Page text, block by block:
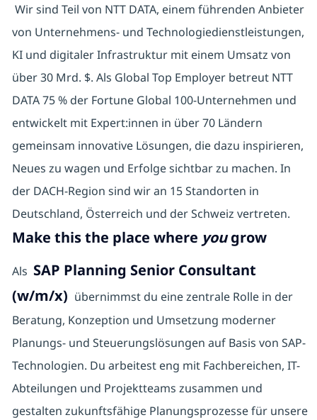
Wir sind Teil von NTT DATA, einem führenden Anbieter
von Unternehmens- und Technologiedienstleistungen,
KI und digitaler Infrastruktur mit einem Umsatz von
über 30 Mrd. $. Als Global Top Employer betreut NTT
DATA 75 % der Fortune Global 100-Unternehmen und
entwickelt mit Expert:innen in über 70 Ländern
gemeinsam innovative Lösungen, die dazu inspirieren,
Neues zu wagen und Erfolge sichtbar zu machen. In
der DACH-Region sind wir an 15 Standorten in
Deutschland, Österreich und der Schweiz vertreten.
Make this the place where yougrow
Als SAP Planning Senior Consultant
(w/m/x) übernimmst du eine zentrale Rolle in der
Beratung, Konzeption und Umsetzung moderner
Planungs- und Steuerungslösungen auf Basis von SAP-
Technologien. Du arbeitest eng mit Fachbereichen, IT-
Abteilungen und Projektteams zusammen und
gestalten zukunftsfähige Planungsprozesse für unsere